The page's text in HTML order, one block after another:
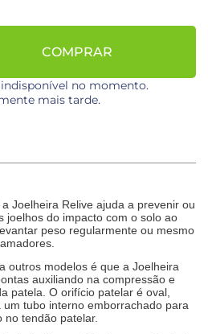
COMPRAR
no momento.
mais tarde.
Joelheira Relive ajuda a prevenir ou
joelhos do impacto com o solo ao
peso regularmente ou mesmo
outros modelos é que a Joelheira
auxiliando na compressão e
patela. O orifício patelar é oval,
tubo interno emborrachado para
tendão patelar.